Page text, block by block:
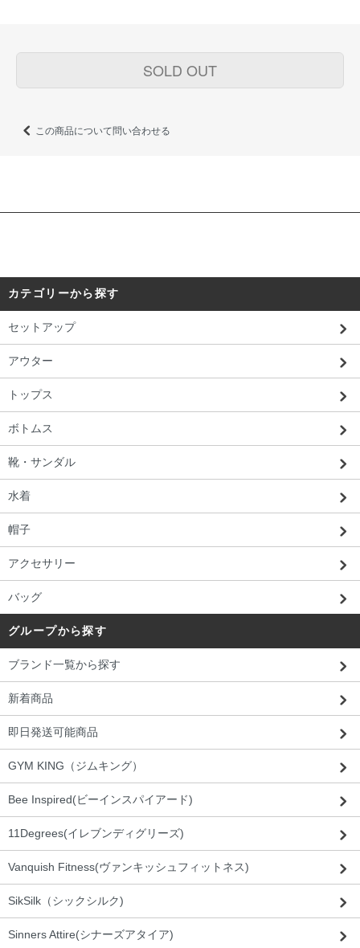
SOLD OUT
この商品について問い合わせる
カテゴリーから探す
セットアップ
アウター
トップス
ボトムス
靴・サンダル
水着
帽子
アクセサリー
バッグ
グループから探す
ブランド一覧から探す
新着商品
即日発送可能商品
GYM KING（ジムキング）
Bee Inspired(ビーインスパイアード)
11Degrees(イレブンディグリーズ)
Vanquish Fitness(ヴァンキッシュフィットネス)
SikSilk（シックシルク)
Sinners Attire(シナーズアタイア)